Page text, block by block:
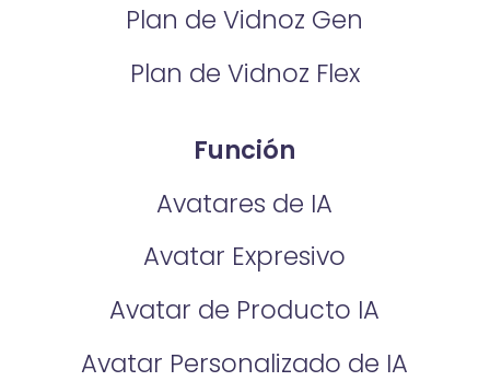
Plan de Vidnoz Gen
Plan de Vidnoz Flex
Función
Avatares de IA
Avatar Expresivo
Avatar de Producto IA
Avatar Personalizado de IA